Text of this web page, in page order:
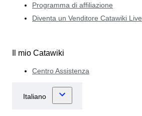
Programma di affiliazione
Diventa un Venditore Catawiki Live
Il mio Catawiki
Centro Assistenza